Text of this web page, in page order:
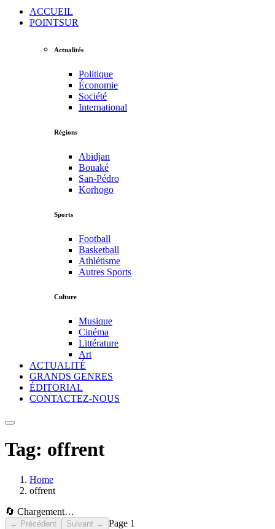
ACCUEIL
POINTSUR
Actualités
Politique
Économie
Société
International
Régions
Abidjan
Bouaké
San-Pédro
Korhogo
Sports
Football
Basketball
Athlétisme
Autres Sports
Culture
Musique
Cinéma
Littérature
Art
ACTUALITÉ
GRANDS GENRES
ÉDITORIAL
CONTACTEZ-NOUS
Tag: offrent
Home
offrent
🔄 Chargement…
← Précédent Suivant → Page 1